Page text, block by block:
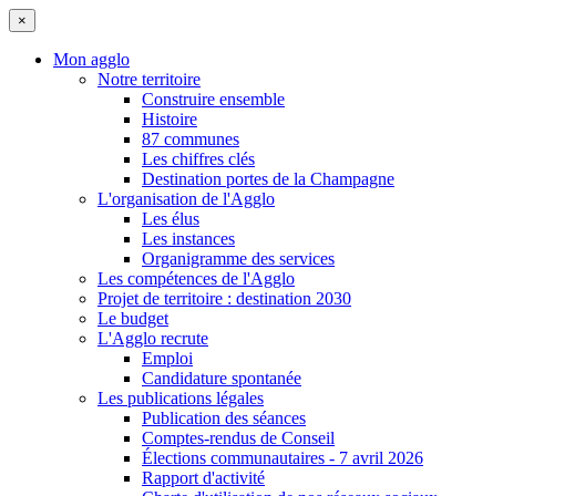
×
Mon agglo
Notre territoire
Construire ensemble
Histoire
87 communes
Les chiffres clés
Destination portes de la Champagne
L'organisation de l'Agglo
Les élus
Les instances
Organigramme des services
Les compétences de l'Agglo
Projet de territoire : destination 2030
Le budget
L'Agglo recrute
Emploi
Candidature spontanée
Les publications légales
Publication des séances
Comptes-rendus de Conseil
Élections communautaires - 7 avril 2026
Rapport d'activité